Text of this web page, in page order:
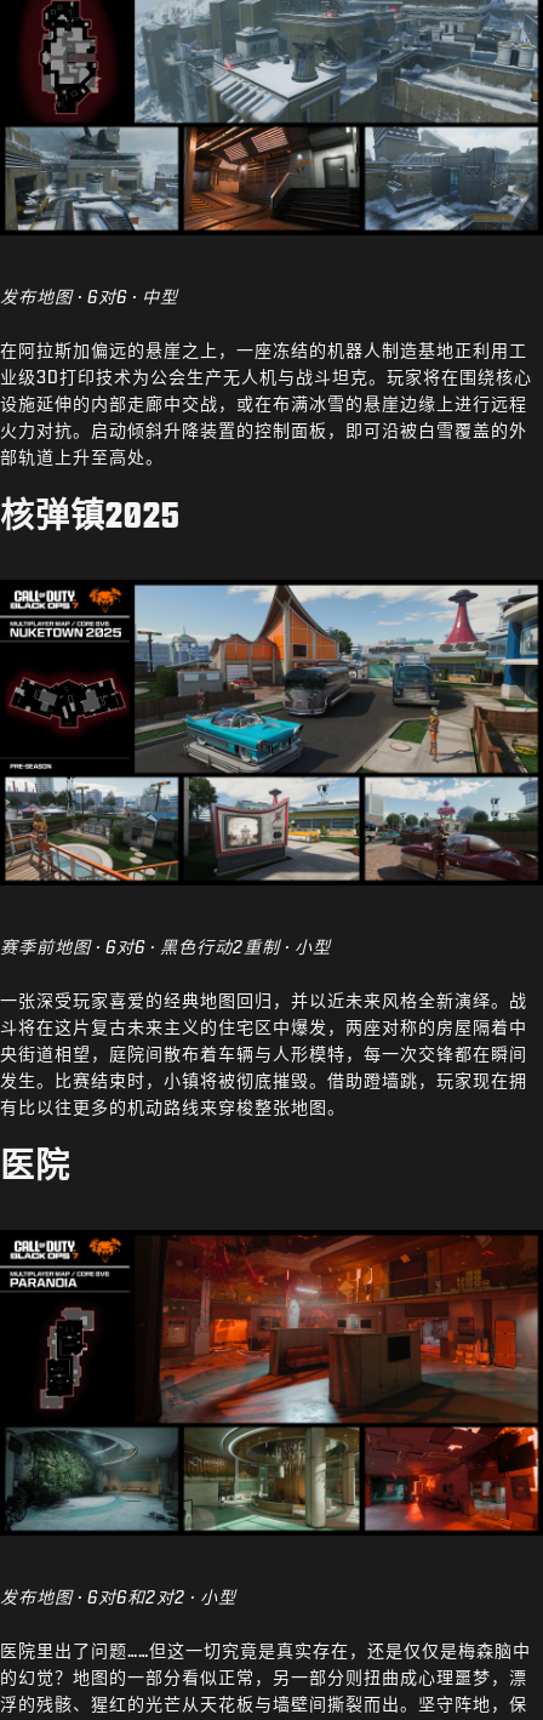
发布地图 · 6对6 · 中型
在阿拉斯加偏远的悬崖之上，一座冻结的机器人制造基地正利用工
业级3D打印技术为公会生产无人机与战斗坦克。玩家将在围绕核心
设施延伸的内部走廊中交战，或在布满冰雪的悬崖边缘上进行远程
火力对抗。启动倾斜升降装置的控制面板，即可沿被白雪覆盖的外
部轨道上升至高处。
核弹镇2025
赛季前地图 · 6对6 · 黑色行动2重制 · 小型
一张深受玩家喜爱的经典地图回归，并以近未来风格全新演绎。战
斗将在这片复古未来主义的住宅区中爆发，两座对称的房屋隔着中
央街道相望，庭院间散布着车辆与人形模特，每一次交锋都在瞬间
发生。比赛结束时，小镇将被彻底摧毁。借助蹬墙跳，玩家现在拥
有比以往更多的机动路线来穿梭整张地图。
医院
发布地图 · 6对6和2对2 · 小型
医院里出了问题……但这一切究竟是真实存在，还是仅仅是梅森脑中
的幻觉？地图的一部分看似正常，另一部分则扭曲成心理噩梦，漂
浮的残骸、猩红的光芒从天花板与墙壁间撕裂而出。坚守阵地，保